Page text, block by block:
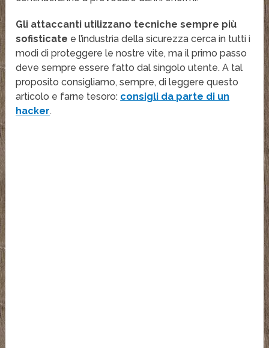
Gli attaccanti utilizzano tecniche sempre più
sofisticate e l’industria della sicurezza cerca in tutti i
modi di proteggere le nostre vite, ma il primo passo
deve sempre essere fatto dal singolo utente. A tal
proposito consigliamo, sempre, di leggere questo
articolo e farne tesoro: consigli da parte di un
hacker.